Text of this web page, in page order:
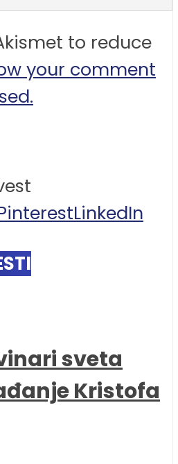
to reduce
your comment
LinkedIn
sveta
Kristofa